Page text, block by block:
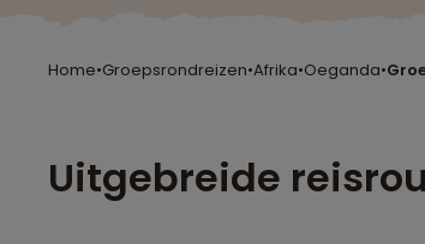
Home•Groepsrondreizen•Afrika•Oeganda•
Uitgebreide